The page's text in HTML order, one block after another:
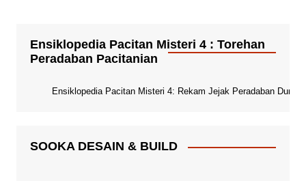
Ensiklopedia Pacitan Misteri 4 : Torehan
Peradaban Pacitanian
Ensiklopedia Pacitan Misteri 4: Rekam Jejak Peradaban Dunia
SOOKA DESAIN & BUILD